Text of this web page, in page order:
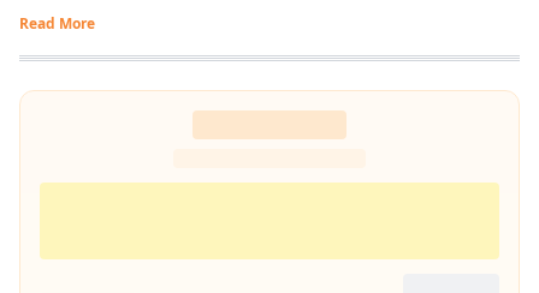
Read More